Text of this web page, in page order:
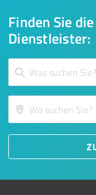
Finden Sie
Dienstleister: